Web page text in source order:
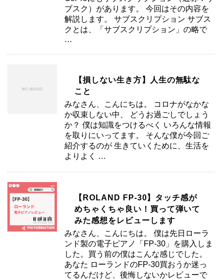
ブスク）があります。 今回はその内容を
解説します。 サブスクリプション サブス
クとは、「サブスクリプション」の略で
…
【損しない生き方】人生の無駄な
こと
みなさん、こんにちは。 コロナがなかな
か収束しない中、 どうお過ごしでしょう
か？ 僕は知識をつけるべく いろんな情報
を取りにいってます。 そんな僕が今回ご
紹介するのが 生きていくために、生活を
よりよく …
【ROLAND FP-30】タッチ感が
めちゃくちゃ良い！買って弾いて
みた感想をレビューします
みなさん、こんにちは。 僕は先日ローラ
ンド製の電子ピアノ「FP-30」を購入しま
した。買う前の僕はこんな感じでした。
あなた ローランドのFP-30買おうか迷っ
てるんだけど、後悔しないかレビューで